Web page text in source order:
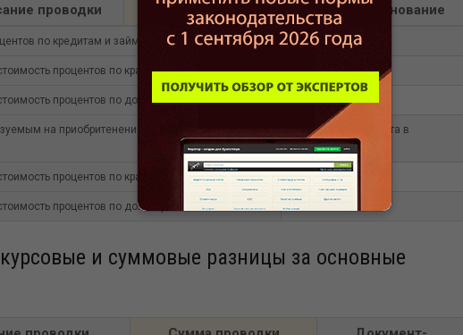
проводки Сумма проводки Документ-основание
по кредитам и займам, до ввода объекта в эксплуатацию
процентов по краткосрочным займам
процентов по долгосрочным займам
на приобритенение объектов ОС) начисленные после ввода объекта в
процентов по краткосрочным займам
процентов по долгосрочным займам
и суммовые разницы за основные